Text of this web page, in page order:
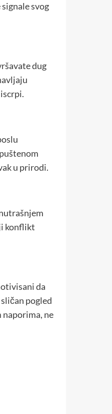
svog
dug
u prirodi.
konflikt
da
pogled
naporima, ne